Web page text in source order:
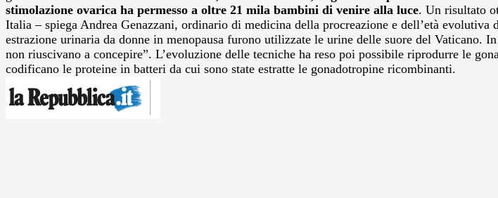
stimolazione ovarica ha permesso a oltre 21 mila bambini di venire alla luce. Un risultato
Italia – spiega Andrea Genazzani, ordinario di medicina della procreazione e dell’età
estrazione urinaria da donne in menopausa furono utilizzate le urine delle suore del
non riuscivano a concepire”. L’evoluzione delle tecniche ha reso poi possibile riprodurre le
codificano le proteine in batteri da cui sono state estratte le gonadotropine ricombinanti.